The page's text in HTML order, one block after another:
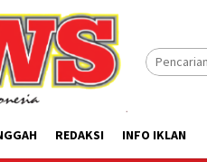
REDAKSI INFO IKLAN